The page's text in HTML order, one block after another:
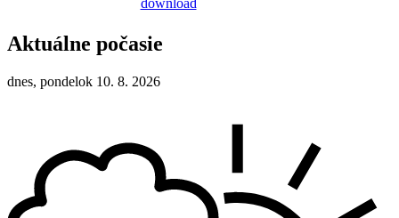
Aktuálne počasie
dnes, pondelok 10. 8. 2026